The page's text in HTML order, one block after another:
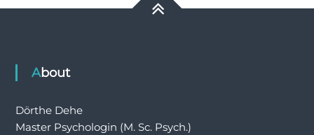
About
Dörthe Dehe
Master Psychologin (M. Sc. Psych.)